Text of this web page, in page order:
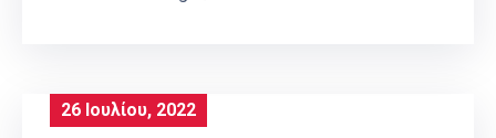
26 Ιουλίου, 2022